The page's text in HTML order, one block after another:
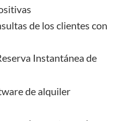
de los clientes con
Instantánea de
de alquiler